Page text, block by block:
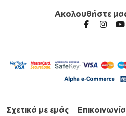
Ακολουθήστε
Σχετικά με εμάς Επικοινωνία